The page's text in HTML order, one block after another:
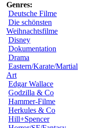
Genres:
Deutsche Filme
Die schönsten
Weihnachtsfilme
Disney
Dokumentation
Drama
Eastern/Karate/Martial
Art
Edgar Wallace
Godzilla & Co
Hammer-Filme
Herkules & Co
Hill+Spencer